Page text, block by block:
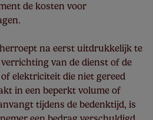
de kosten voor
na eerst uitdrukkelijk te
van de dienst of de
elektriciteit die niet gereed
in een beperkt volume of
tijdens de bedenktijd, is